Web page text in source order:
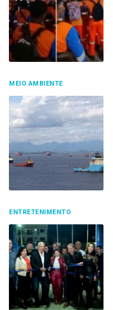
MEIO AMBIENTE
ENTRETENIMENTO